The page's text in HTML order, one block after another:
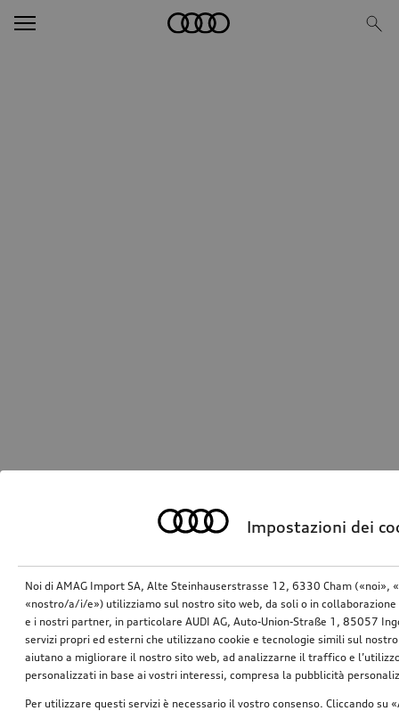
Impostazioni dei
Noi di AMAG Import SA, Alte Steinhauserstrasse 12, 6330 Cham («noi»,
«nostro/a/i/e») utilizziamo sul nostro sito web, da soli o in
e i nostri partner, in particolare AUDI AG, Auto-Union-Straße 1, 85057
servizi propri ed esterni che utilizzano cookie e tecnologie simili sul
aiutano a migliorare il nostro sito web, ad analizzarne il traffico e
personalizzati in base ai vostri interessi, compresa la pubblicità
Per utilizzare questi servizi è necessario il vostro consenso. Cliccando